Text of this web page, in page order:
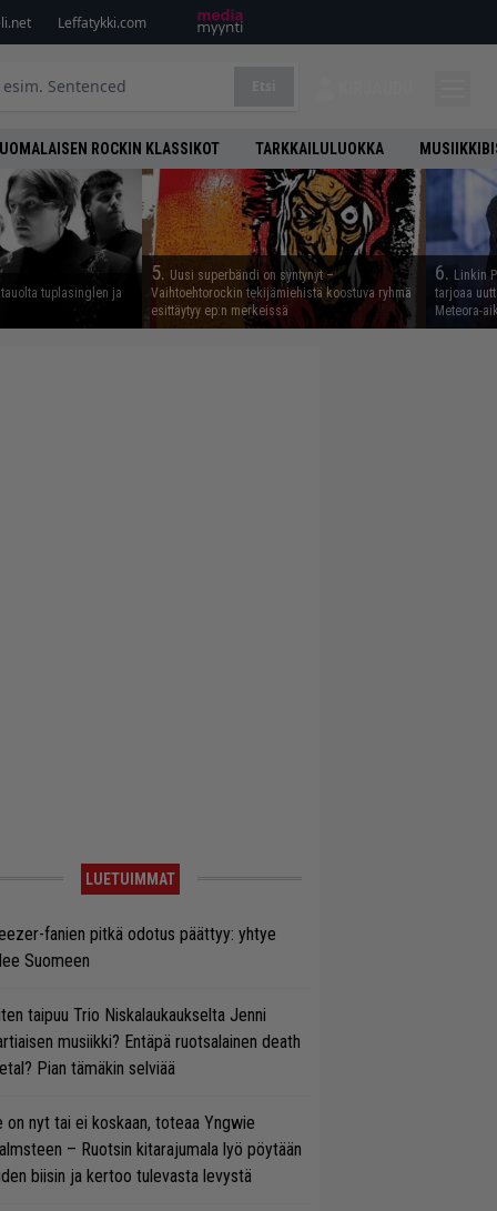
Leffatykki.com
ROCKIN KLASSIKOT TARKKAILULUOKKA
tuplasinglen ja
5. Uusi superbändi on syntynyt –
Vaihtoehtorockin tekijämiehistä koostuva ryhmä
esittäytyy ep:n merkeissä
6. Linkin
tarjoaa
Meteora-
LUETUIMMAT
fanien pitkä odotus päättyy: yhtye
Suomeen
taipuu Trio Niskalaukaukselta Jenni
musiikki? Entäpä ruotsalainen death
Pian tämäkin selviää
on nyt tai ei koskaan, toteaa Yngwie
– Ruotsin kitarajumala lyö pöytään
biisin ja kertoo tulevasta levystä